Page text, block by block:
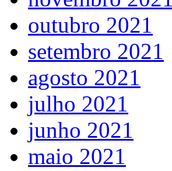
outubro 2021
setembro 2021
agosto 2021
julho 2021
junho 2021
maio 2021